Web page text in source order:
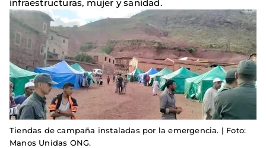
infraestructuras, mujer y sanidad.
Tiendas de campaña instaladas por la emergencia. | Foto:
Manos Unidas ONG.